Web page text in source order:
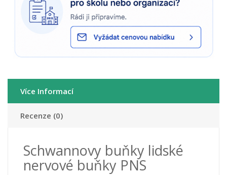
Více Informací
Recenze (0)
Schwannovy buňky lidské
nervové buňky PNS